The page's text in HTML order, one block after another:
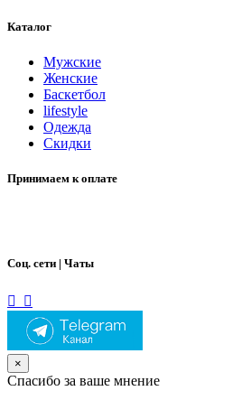
Каталог
Мужские
Женские
Баскетбол
lifestyle
Одежда
Скидки
Принимаем к оплате
Соц. сети | Чаты
×
Спасибо за ваше мнение